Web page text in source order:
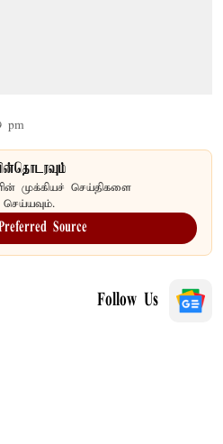
pm
முக்கியச் செய்திகளை
Source
Follow Us